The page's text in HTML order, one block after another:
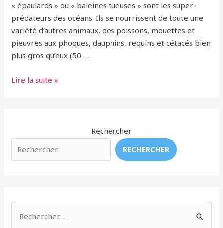
la
vente
d’ailerons
de requin
« épaulards » ou « baleines tueuses » sont les super-
prédateurs des océans. Ils se nourrissent de toute une
variété d’autres animaux, des poissons, mouettes et
pieuvres aux phoques, dauphins, requins et cétacés bien
plus gros qu’eux (50 …
Orques
–
(Orcas
Lire la suite »
Rechercher
RECHERCHER